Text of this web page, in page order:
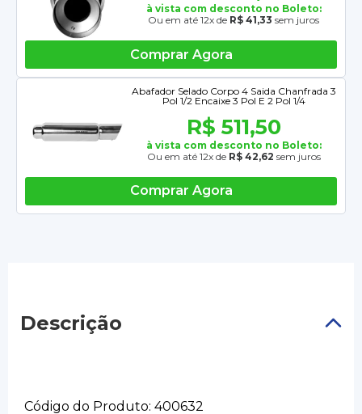
à vista com desconto no Boleto:
Ou em até 12x de R$ 41,33 sem juros
Comprar Agora
Abafador Selado Corpo 4 Saida Chanfrada 3
Pol 1/2 Encaixe 3 Pol E 2 Pol 1/4
R$ 511,50
à vista com desconto no Boleto:
Ou em até 12x de R$ 42,62 sem juros
Comprar Agora
Descrição
Código do Produto: 400632